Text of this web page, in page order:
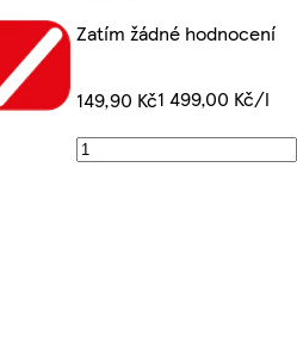
Zatím žádné hodnocení
149,90 Kč1 499,00 Kč/l